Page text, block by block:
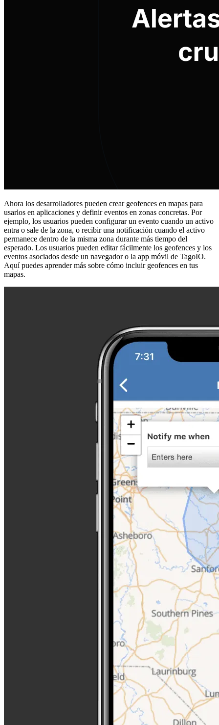
Ahora los desarrolladores pueden crear geofences en mapas para
usarlos en aplicaciones y definir eventos en zonas concretas. Por
ejemplo, los usuarios pueden configurar un evento cuando un activo
entra o sale de la zona, o recibir una notificación cuando el activo
permanece dentro de la misma zona durante más tiempo del
esperado. Los usuarios pueden editar fácilmente los geofences y los
eventos asociados desde un navegador o la app móvil de TagoIO.
Aquí puedes aprender más sobre cómo incluir geofences en tus
mapas.